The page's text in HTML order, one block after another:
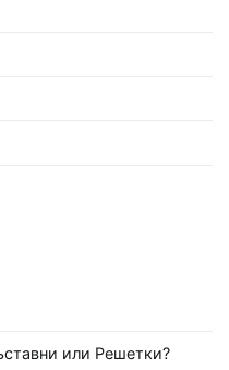
или Решетки?